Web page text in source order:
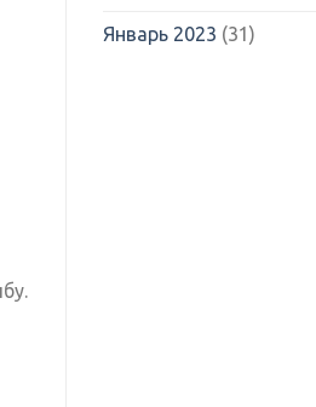
Январь 2023 (31)